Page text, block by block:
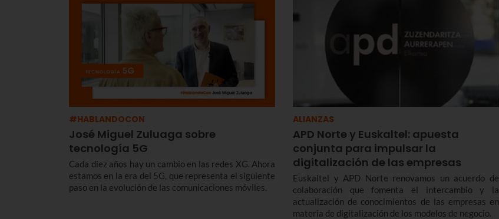
#HABLANDOCON
José Miguel Zuluaga sobre
tecnología 5G
Cada diez años hay un cambio en las redes XG. Ahora
estamos en la era del 5G, que representa el siguiente
paso en la evolución de las comunicaciones móviles.
ALIANZAS
APD Norte y Euskaltel: apuesta
conjunta para impulsar la
digitalización de las empresas
Euskaltel y APD Norte renovamos un acuerdo de
colaboración que fomenta el intercambio y la
actualización de conocimientos de las empresas en
materia de digitalización de los modelos de negocio.